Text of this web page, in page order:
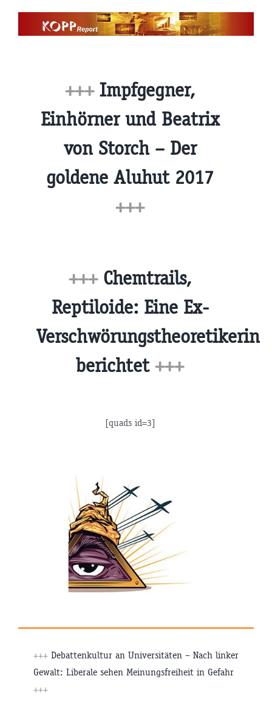
+++ Impfgegner,
Einhörner und Beatrix
von Storch – Der
goldene Aluhut 2017
+++
+++ Chemtrails,
Reptiloide: Eine Ex-
Verschwörungstheoretikerin
berichtet +++
[quads id=3]
+++ Debattenkultur an Universitäten – Nach linker
Gewalt: Liberale sehen Meinungsfreiheit in Gefahr
+++